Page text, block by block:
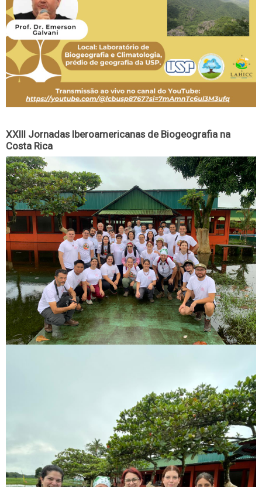
XXIII Jornadas Iberoamericanas de Biogeografia na
Costa Rica